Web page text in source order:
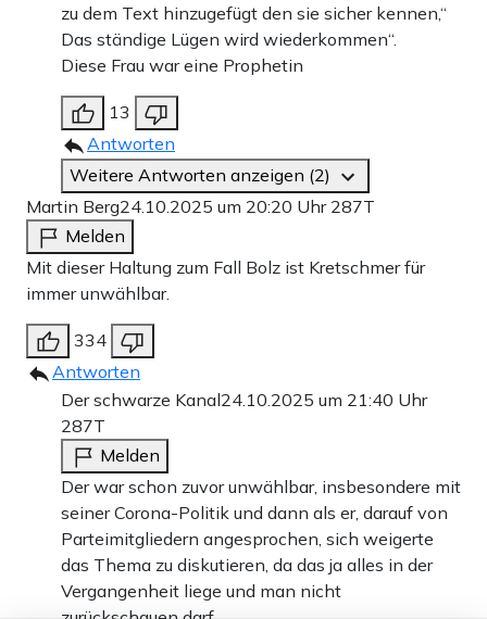
zu dem Text hinzugefügt den sie sicher kennen,“
Das ständige Lügen wird wiederkommen“.
Diese Frau war eine Prophetin
13
Antworten
Weitere Antworten anzeigen (2)
Martin Berg24.10.2025 um 20:20 Uhr 287T
Melden
Mit dieser Haltung zum Fall Bolz ist Kretschmer für
immer unwählbar.
334
Antworten
Der schwarze Kanal24.10.2025 um 21:40 Uhr
287T
Melden
Der war schon zuvor unwählbar, insbesondere mit
seiner Corona-Politik und dann als er, darauf von
Parteimitgliedern angesprochen, sich weigerte
das Thema zu diskutieren, da das ja alles in der
Vergangenheit liege und man nicht